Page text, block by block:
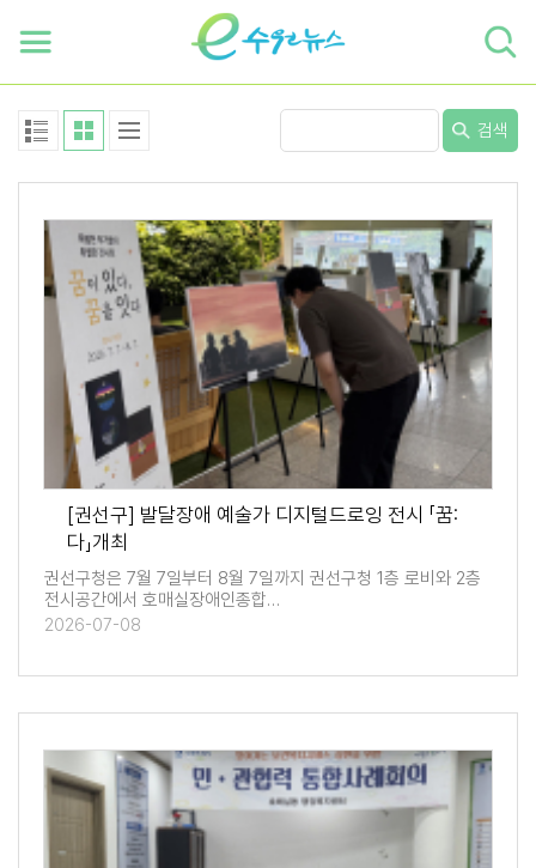
검색
[권선구] 발달장애 예술가 디지털드로잉 전시 「꿈:
다」개최
권선구청은 7월 7일부터 8월 7일까지 권선구청 1층 로비와 2층
전시공간에서 호매실장애인종합…
2026-07-08